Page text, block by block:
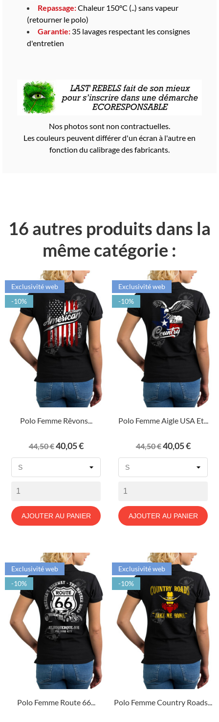
Repassage:Chaleur 150°C (..) sans vapeur
(retourner le polo)
Garantie: 35 lavages respectant les consignes
d'entretien
Nos photos sont non contractuelles.
Les couleurs peuvent différer d'un écran à l'autre en
fonction du calibrage des fabricants.
16 autres produits dans la
même catégorie :
Polo Femme Rêvons...
Prix
de
44,50 €Prix
40,05 €
AJOUTER AU PANIER
Exclusivité web
-10%
Polo Femme Aigle USA Et...
Prix
de
44,50 €Prix
40,05 €
AJOUTER AU PANIER
Exclusivité web
-10%
Polo Femme Route 66...
Exclusivité web
-10%
Polo Femme Country Roads...
Exclusivité web
-10%